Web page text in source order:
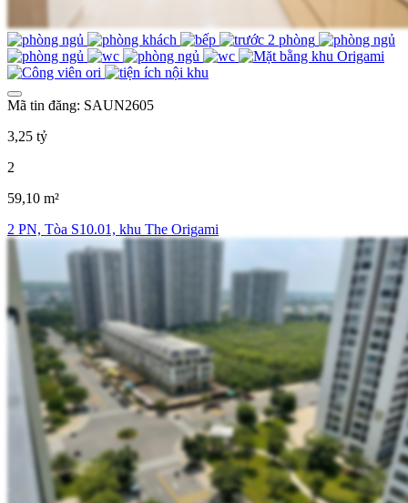
Mã tin đăng: SAUN2605
3,25 tỷ
2
59,10 m²
2 PN, Tòa S10.01, khu The Origami